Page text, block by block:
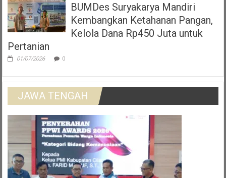
BUMDes Suryakarya Mandiri
Kembangkan Ketahanan Pangan,
Kelola Dana Rp450 Juta untuk
Pertanian
01/07/2026 0
JAWA TENGAH